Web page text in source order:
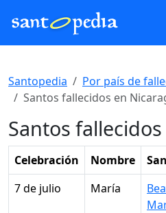
Santopedia
Por país de
Santos fallecidos en
Santos
Celebración Nombre
7 de julio
María